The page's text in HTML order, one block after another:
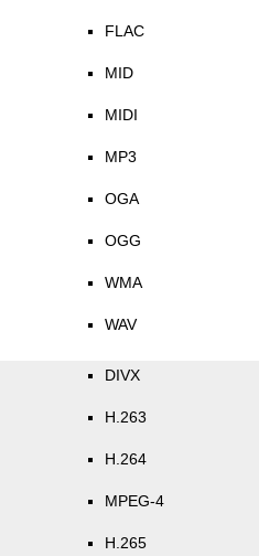
FLAC
MID
MIDI
MP3
OGA
OGG
WMA
WAV
DIVX
H.263
H.264
MPEG-4
H.265